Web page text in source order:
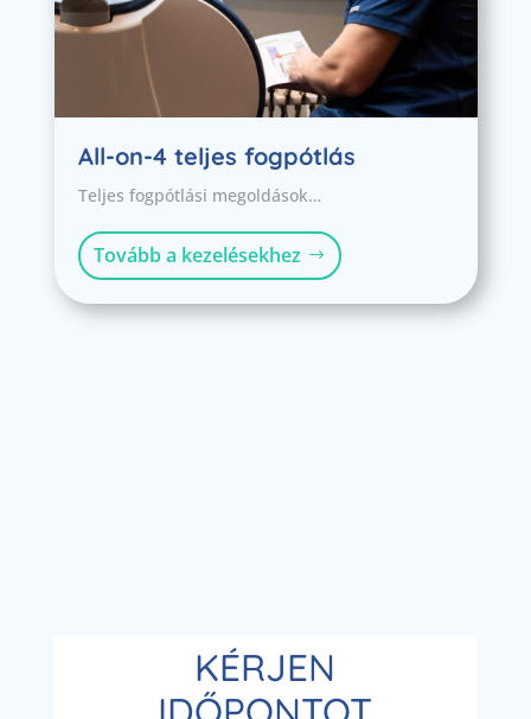
All-on-4 teljes fogpótlás
Teljes fogpótlási megoldások…
Tovább a kezelésekhez
KÉRJEN